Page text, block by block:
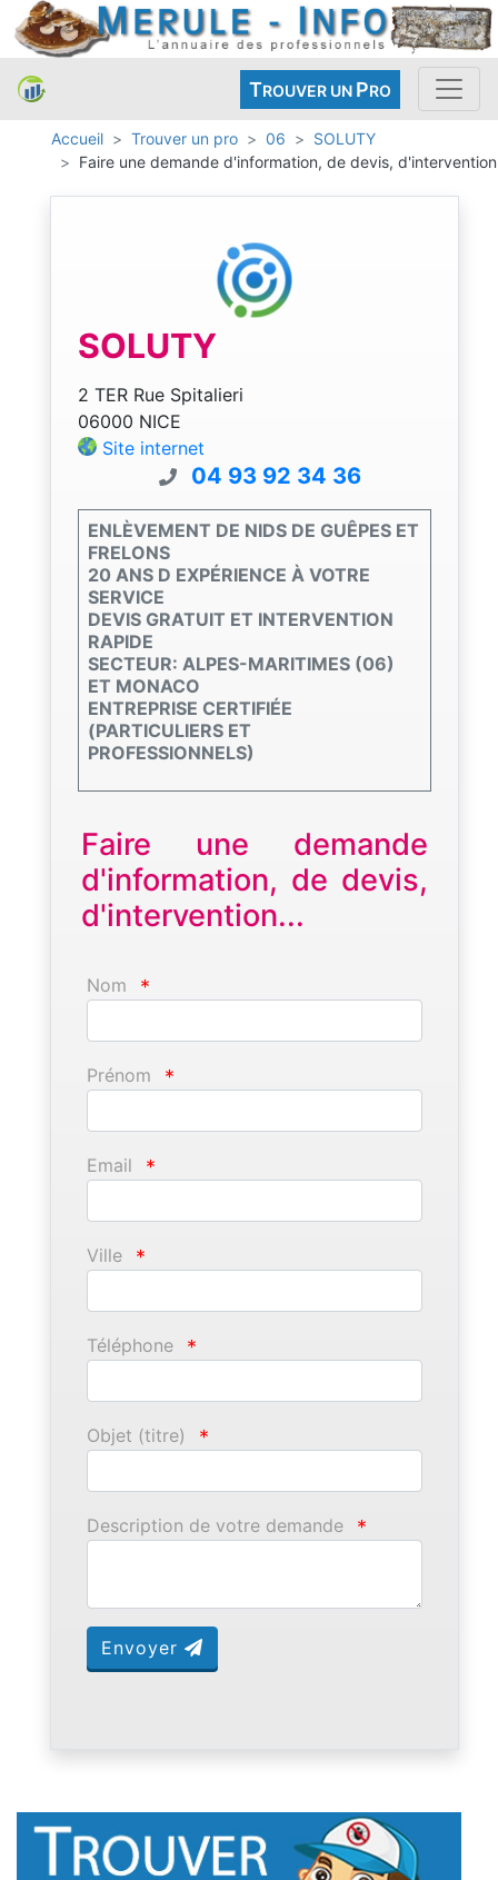
TROUVER UN PRO
Accueil Trouver un pro 06
SOLUTY
Faire une demande d'information, de devis, d'intervention
SOLUTY
2 TER Rue Spitalieri
06000 NICE
Site internet
04 93 92 34 36
ENLÈVEMENT DE NIDS DE GUÊPES ET
FRELONS
20 ANS D EXPÉRIENCE À VOTRE
SERVICE
DEVIS GRATUIT ET INTERVENTION
RAPIDE
SECTEUR: ALPES-MARITIMES (06)
ET MONACO
ENTREPRISE CERTIFIÉE
(PARTICULIERS ET
PROFESSIONNELS)
Faire une demande
d'information, de devis,
d'intervention...
Nom *
Prénom *
Email *
Ville *
Téléphone *
Objet (titre) *
Description de votre demande *
Envoyer